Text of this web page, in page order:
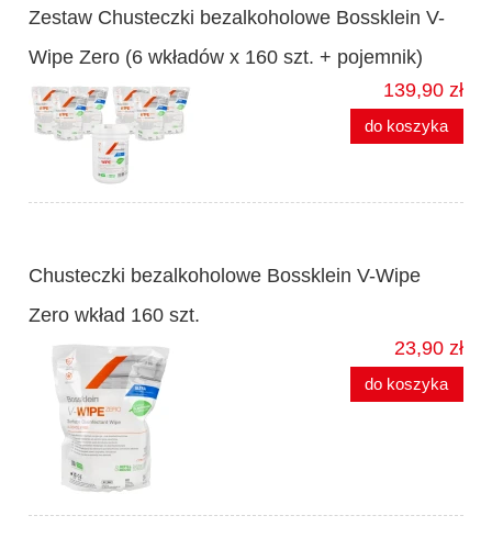
Zestaw Chusteczki bezalkoholowe Bossklein V-
Wipe Zero (6 wkładów x 160 szt. + pojemnik)
139,90 zł
do koszyka
Chusteczki bezalkoholowe Bossklein V-Wipe
Zero wkład 160 szt.
23,90 zł
do koszyka